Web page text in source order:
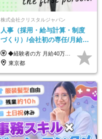
株式会社クリスタルジャパン
人事（採用・給与計算・制度
づくり）/会社初の専任/月給40
万円～可/残業10h/土日祝休み/
年休120日以上
◆経験者の方 月給40万円～65万円＋賞与年2回 【給与イメージ】 人事経験5年程度：月給45万円～ ◆未経験の方 月給35万円～65万円＋賞与年2回 ※経験・スキルを考慮のうえ、優遇いたします。 ※試用期間は3ヶ月です。期間中の給与・待遇に変更はありません。 ※上記月給には、固定残業代（月45時間分／8.8万円～16.5万円）を含みます。 ※固定残業時間を超過した場合は、超過分を別途全額支給いたします。 【固定残業代について】 固定残業45時間分（88,000円～165,000円）を含む ※超過分は別途全額支給
東京都